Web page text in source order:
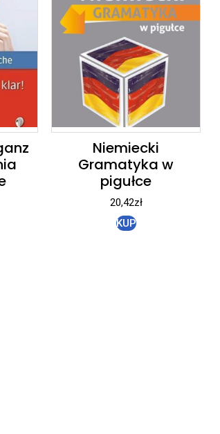
Niemiecki
Gramatyka w
pigułce
20,42zł
KUP